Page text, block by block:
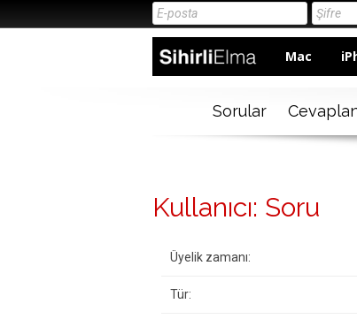
Mac
Sorular
Kullanıcı: Soru
Üyelik zamanı:
Tür: